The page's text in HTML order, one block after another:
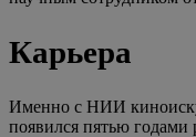
Карьера
Именно с НИИ
появился пятью годами